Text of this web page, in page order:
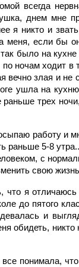
всегда
днем мне
я никто и
меня, если бы
было на
ночам ходит в
вечно злая и не
ушла на
раньше трех
работу и
5-8
с
свою
что я
до пятого
и
обидеть,
понимала,